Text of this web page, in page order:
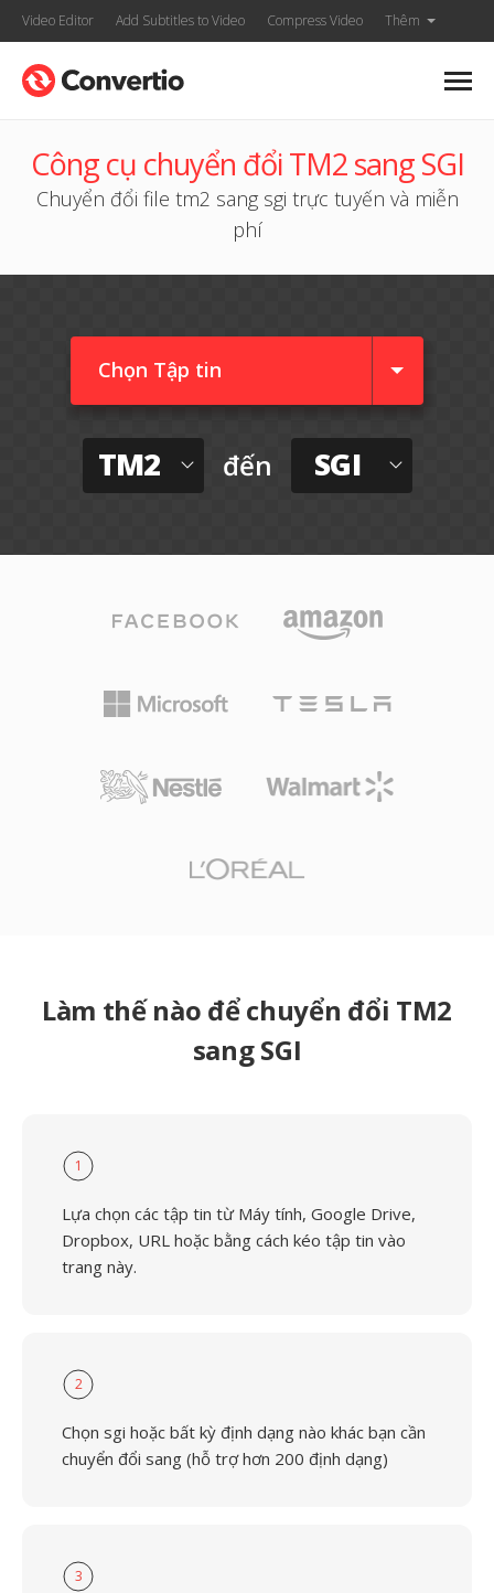
Video Editor Add Subtitles to Video Compress Video Thêm
Công cụ chuyển đổi TM2 sang SGI
Chuyển đổi file tm2 sang sgi trực tuyến và miễn
phí
Chọn Tập tin
TM2 đến SGI
Làm thế nào để chuyển đổi TM2
sang SGI
1
Lựa chọn các tập tin từ Máy tính, Google Drive,
Dropbox, URL hoặc bằng cách kéo tập tin vào
trang này.
2
Chọn sgi hoặc bất kỳ định dạng nào khác bạn cần
chuyển đổi sang (hỗ trợ hơn 200 định dạng)
3